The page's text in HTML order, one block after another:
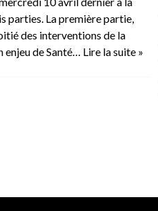
parties. La première partie,
des interventions de la
enjeu de Santé… Lire la suite »